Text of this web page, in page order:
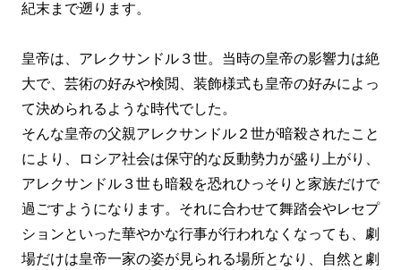
紀末まで遡ります。
皇帝は、アレクサンドル３世。当時の皇帝の影響力は絶
大で、芸術の好みや検閲、装飾様式も皇帝の好みによっ
て決められるような時代でした。
そんな皇帝の父親アレクサンドル２世が暗殺されたこと
により、ロシア社会は保守的な反動勢力が盛り上がり、
アレクサンドル３世も暗殺を恐れひっそりと家族だけで
過ごすようになります。それに合わせて舞踏会やレセプ
ションといった華やかな行事が行われなくなっても、劇
場だけは皇帝一家の姿が見られる場所となり、自然と劇